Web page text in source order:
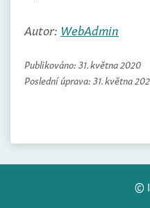
Autor: WebAdmin
Publikováno: 31. května 2020
Poslední úprava: 31. května
©